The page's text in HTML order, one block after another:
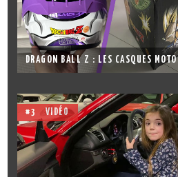
DRAGON BALL Z : LES CASQUES MOTO
#3 VIDÉO